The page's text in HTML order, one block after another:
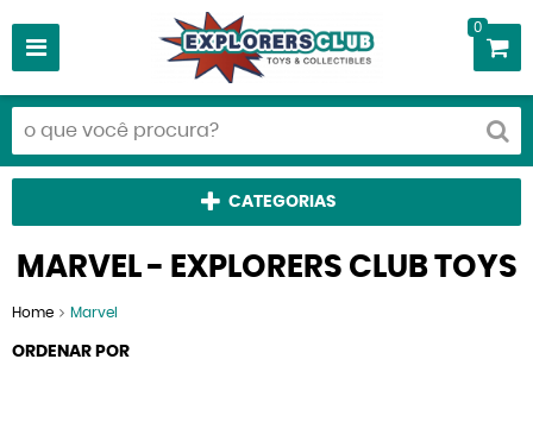
0
CATEGORIAS
MARVEL - EXPLORERS CLUB TOYS
Home Marvel
ORDENAR POR